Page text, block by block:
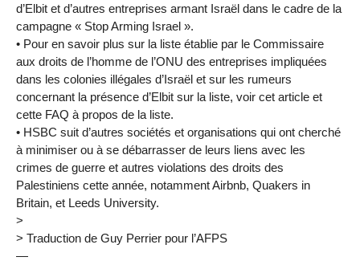
d’Elbit et d’autres entreprises armant Israël dans le cadre de la
campagne « Stop Arming Israel ».
• Pour en savoir plus sur la liste établie par le Commissaire
aux droits de l’homme de l’ONU des entreprises impliquées
dans les colonies illégales d’Israël et sur les rumeurs
concernant la présence d’Elbit sur la liste, voir cet article et
cette FAQ à propos de la liste.
• HSBC suit d’autres sociétés et organisations qui ont cherché
à minimiser ou à se débarrasser de leurs liens avec les
crimes de guerre et autres violations des droits des
Palestiniens cette année, notamment Airbnb, Quakers in
Britain, et Leeds University.
>
> Traduction de Guy Perrier pour l’AFPS
—